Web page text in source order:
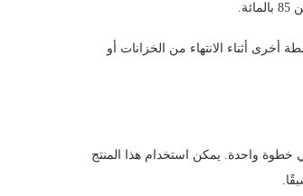
أخرى أثناء الانتهاء من الخزانات أو
خطوة واحدة. يمكن استخدام هذا المنتج